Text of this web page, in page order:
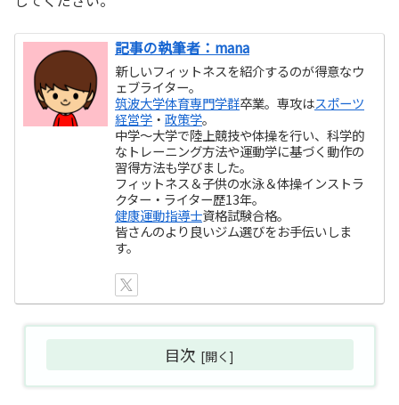
記事の執筆者：mana
新しいフィットネスを紹介するのが得意なウ
ェブライター。
筑波大学体育専門学群卒業。専攻はスポーツ
経営学 ・政策学。
中学～大学で陸上競技や体操を行い、科学的
なトレーニング方法や運動学に基づく動作の
習得方法も学びました。
フィットネス＆子供の水泳＆体操インストラ
クター・ライター歴13年。
健康運動指導士資格試験合格。
皆さんのより良いジム選びをお手伝いしま
す。
目次